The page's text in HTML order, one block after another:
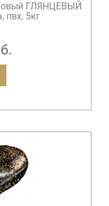
ГЛЯНЦЕВЫЙ
пвх, 5кг